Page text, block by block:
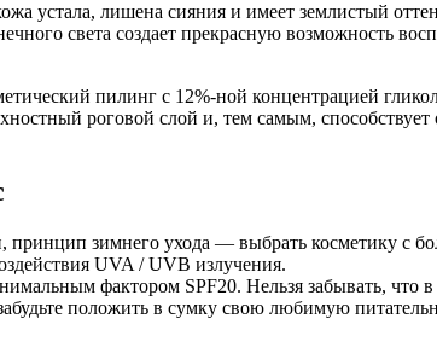
устала, лишена сияния и имеет землистый
света создает прекрасную возможность
пилинг с 12%-ной концентрацией
роговой слой и, тем самым,
зимнего ухода — выбрать косметику с
UVA / UVB излучения.
фактором SPF20. Нельзя забывать, что
положить в сумку свою любимую